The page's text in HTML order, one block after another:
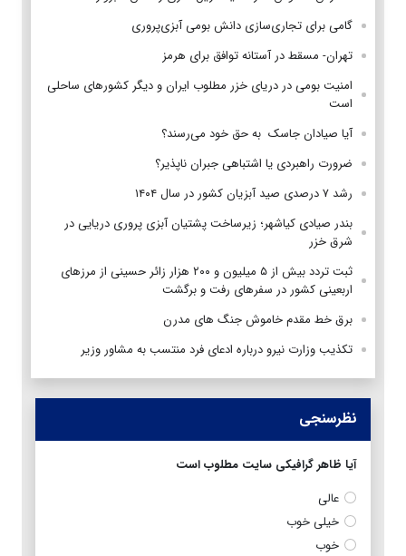
گامی برای تجاری‌سازی دانش بومی آبزی‌پروری
تهران- مسقط در آستانه توافق برای هرمز
امنیت بومی در دریای خزر مطلوب ایران و دیگر کشورهای ساحلی
است
آیا صیادان جاسک به حق خود می‌رسند؟
ضرورت راهبردی یا اشتباهی جبران ناپذیر؟
رشد ۷ درصدی صید آبزیان کشور در سال ۱۴۰۴
بندر صیادی کیاشهر؛ زیرساخت پشتیان آبزی پروری دریایی در
شرق خزر
ثبت تردد بیش از ۵ میلیون و ۲۰۰ هزار زائر حسینی از مرزهای
اربعینی کشور در سفرهای رفت و برگشت
برق خط مقدم خاموش جنگ های مدرن
تکذیب وزارت نیرو درباره ادعای فرد منتسب به مشاور وزیر
نظرسنجی
آیا ظاهر گرافیکی سایت مطلوب است
عالی
خیلی خوب
خوب